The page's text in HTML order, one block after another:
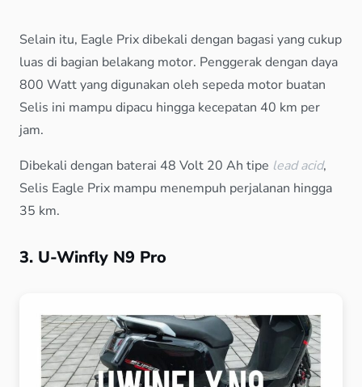
Selain itu, Eagle Prix dibekali dengan bagasi yang cukup
luas di bagian belakang motor. Penggerak dengan daya
800 Watt yang digunakan oleh sepeda motor buatan
Selis ini mampu dipacu hingga kecepatan 40 km per
jam.
Dibekali dengan baterai 48 Volt 20 Ah tipe lead acid,
Selis Eagle Prix mampu menempuh perjalanan hingga
35 km.
3. U-Winfly N9 Pro